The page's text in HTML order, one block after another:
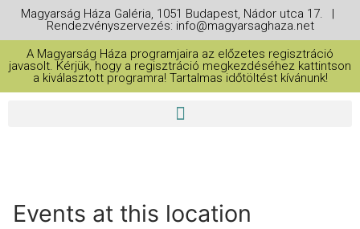
Magyarság Háza Galéria, 1051 Budapest, Nádor utca 17. |
Rendezvényszervezés: info@magyarsaghaza.net
A Magyarság Háza programjaira az előzetes regisztráció
javasolt. Kérjük, hogy a regisztráció megkezdéséhez kattintson
a kiválasztott programra! Tartalmas időtöltést kívánunk!
Events at this location